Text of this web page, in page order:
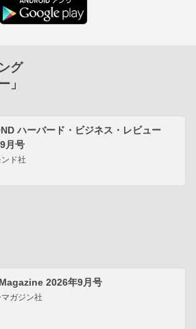
グ
」
ハーバード・ビジネス・レビュー
月号
ド社
2026年9月号
ガジン社